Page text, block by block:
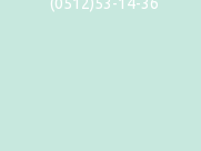
(0512)53-14-36